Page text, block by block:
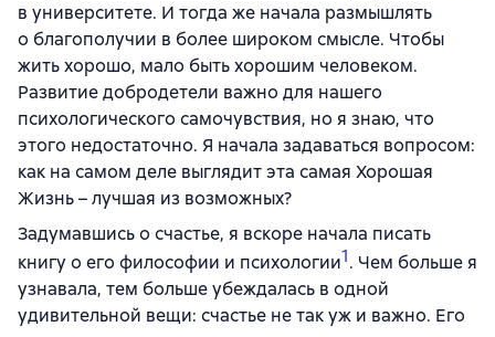
в университете. И тогда же начала размышлять
о благополучии в более широком смысле. Чтобы
жить хорошо, мало быть хорошим человеком.
Развитие добродетели важно для нашего
психологического самочувствия, но я знаю, что
этого недостаточно. Я начала задаваться вопросом:
как на самом деле выглядит эта самая Хорошая
Жизнь – лучшая из возможных?
Задумавшись о счастье, я вскоре начала писать
книгу о его философии и психологии1. Чем больше я
узнавала, тем больше убеждалась в одной
удивительной вещи: счастье не так уж и важно. Его